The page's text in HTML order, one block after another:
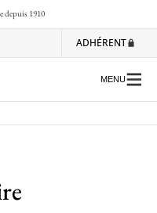
depuis 1910
ADHÉRENT
MENU